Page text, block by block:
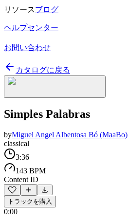
リソースブログ
ヘルプセンター
お問い合わせ
カタログに戻る
Simples Palabras
byMiguel Angel Albentosa Bó (MaaBo)
classical
3:36
143 BPM
Content ID
トラックを購入
0:00